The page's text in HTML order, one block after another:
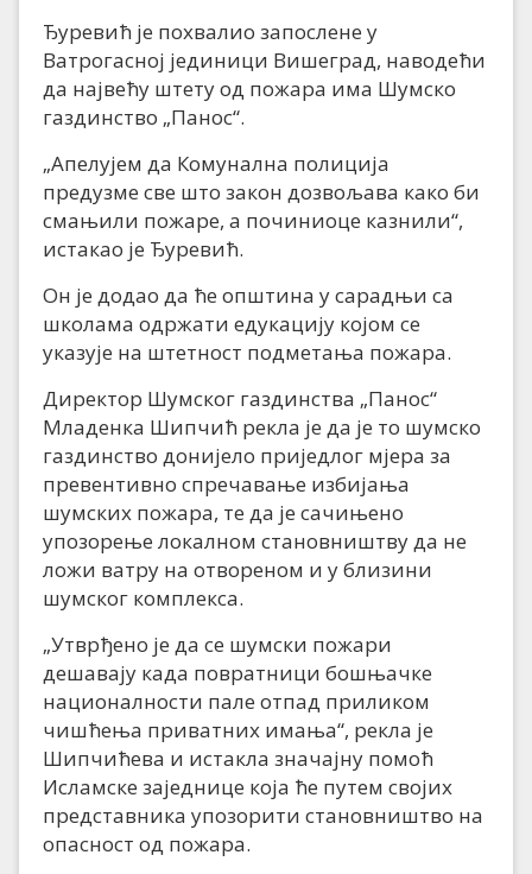
Ђуревић је похвалио запослене у
Ватрогасној јединици Вишеград, наводећи
да највећу штету од пожара има Шумско
газдинство „Панос“.
„Апелујем да Комунална полиција
предузме све што закон дозвољава како би
смањили пожаре, а починиоце казнили“,
истакао је Ђуревић.
Он је додао да ће општина у сарадњи са
школама одржати едукацију којом се
указује на штетност подметања пожара.
Директор Шумског газдинства „Панос“
Младенка Шипчић рекла је да је то шумско
газдинство донијело приједлог мјера за
превентивно спречавање избијања
шумских пожара, те да је сачињено
упозорење локалном становништву да не
ложи ватру на отвореном и у близини
шумског комплекса.
„Утврђено је да се шумски пожари
дешавају када повратници бошњачке
националности пале отпад приликом
чишћења приватних имања“, рекла је
Шипчићева и истакла значајну помоћ
Исламске заједнице која ће путем својих
представника упозорити становништво на
опасност од пожара.